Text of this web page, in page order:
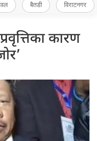
बैतडी विराटनगर
कारण